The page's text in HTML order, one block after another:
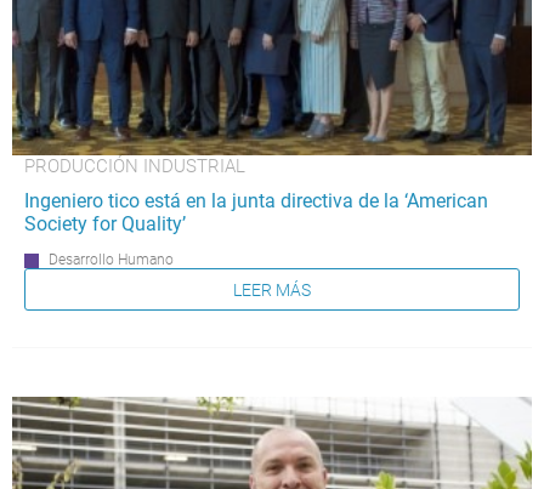
PRODUCCIÓN INDUSTRIAL
Ingeniero tico está en la junta directiva de la ‘American
Society for Quality’
Desarrollo Humano
LEER MÁS